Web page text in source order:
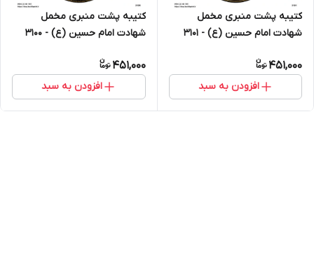
کتیبه پشت منبری مخمل
شهادت امام حسین (ع) - 3101
451,000
افزودن به سبد
کتیبه پشت منبری مخمل
شهادت امام حسین (ع) - 3100
451,000
افزودن به سبد